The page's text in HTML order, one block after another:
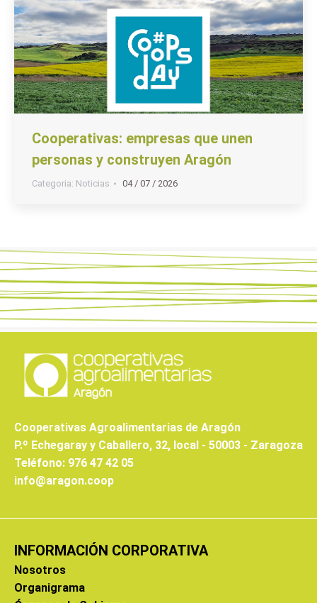
Cooperativas: empresas que unen
personas y construyen Aragón
Categoria: Noticias 04 / 07 / 2026
Cooperativas Agroalimentarias de Aragón
P.º Echegaray y Caballero, 32, local - 50003 - Zaragoza
Teléfono: 976 47 42 05
info@aragon.coop
INFORMACIÓN CORPORATIVA
Nosotros
Organigrama